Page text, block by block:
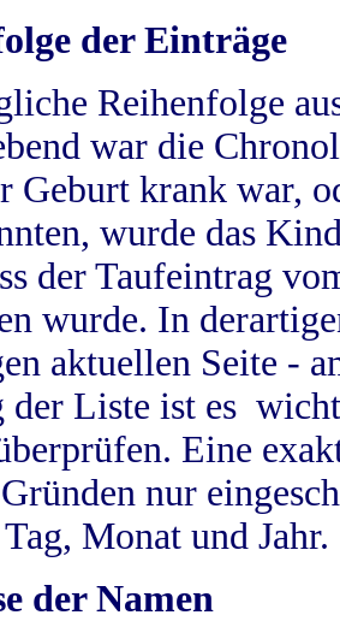
der Einträge
Reihenfolge
war die
Geburt krank war,
wurde das
der Taufeintrag
wurde. In
aktuellen Seite -
der Liste ist es
Eine
nur
Monat und Jahr.
der Namen